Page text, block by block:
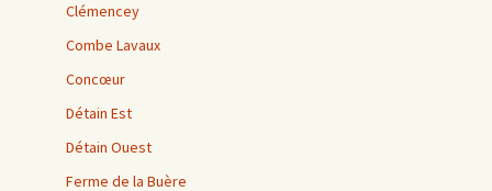
Clémencey
Combe Lavaux
Concœur
Détain Est
Détain Ouest
Ferme de la Buère